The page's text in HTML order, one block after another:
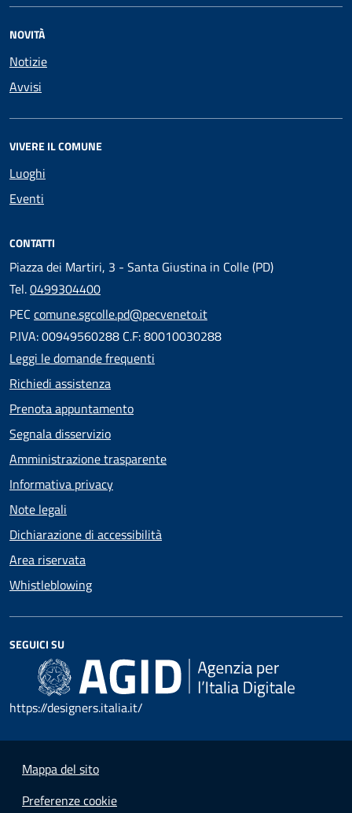
NOVITÀ
Notizie
Avvisi
VIVERE IL COMUNE
Luoghi
Eventi
CONTATTI
Piazza dei Martiri, 3 - Santa Giustina in Colle (PD)
Tel.0499304400
PEC comune.sgcolle.pd@pecveneto.it
P.IVA: 00949560288 C.F: 80010030288
Leggi le domande frequenti
Richiedi assistenza
Prenota appuntamento
Segnala disservizio
Amministrazione trasparente
Informativa privacy
Note legali
Dichiarazione di accessibilità
Area riservata
Whistleblowing
SEGUICI SU
https://designers.italia.it/
Mappa del sito
Preferenze cookie